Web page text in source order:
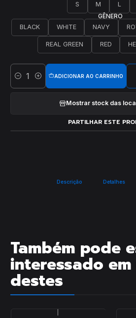
S
M L
GÊNERO
BLACK
WHITE NAVY
REAL GREEN RED
Quantidade
ADICIONAR AO CARRINHO
Mostrar stock das
PARTILHAR ESTE
Descrição Detalhes
Também pode
interessado em
destes